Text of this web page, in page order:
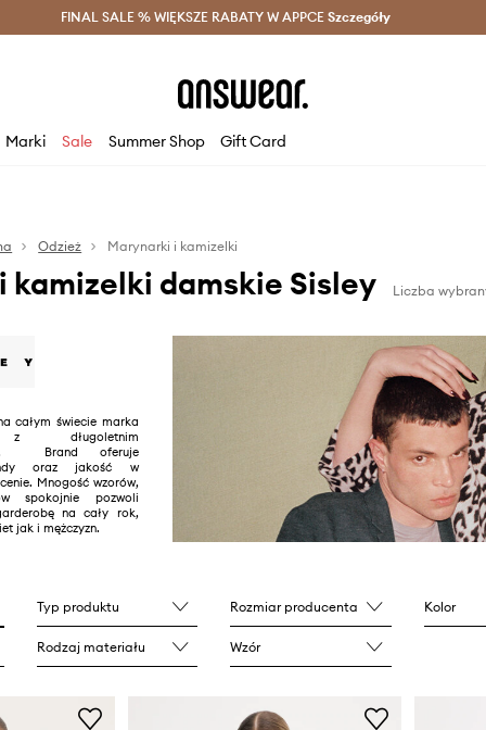
Oszczędzaj z Answear Club > Dostawa nawet w 24h >
FINAL SALE % WIĘKSZE RABATY W APPCE Szczegóły
Marki Sale Summer Shop Gift Card
Odzież Marynarki i kamizelki
kamizelki damskie Sisley Liczba
całym świecie marka
z długoletnim
Brand oferuje
oraz jakość w
Mnogość wzorów,
spokojnie pozwoli
na cały rok,
jak i mężczyzn.
Typ produktu Rozmiar producenta Kolor
Rodzaj materiału Wzór